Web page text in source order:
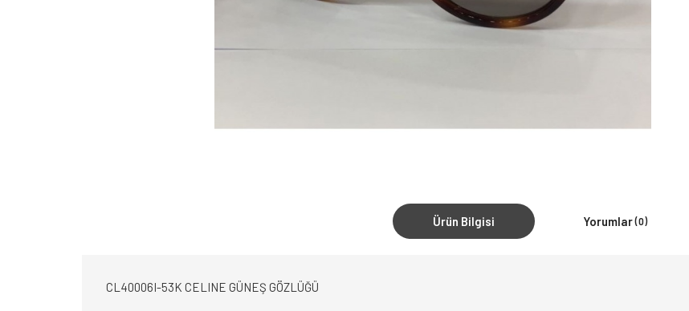
Ürün Bilgisi Yorumlar(0)
CL40006I-53K CELINE GÜNEŞ GÖZLÜĞÜ